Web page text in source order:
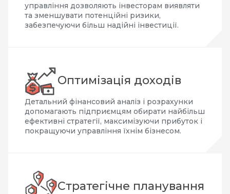
управління дозволяють інвесторам виявляти
та зменшувати потенційні ризики,
забезпечуючи більш надійні інвестиції.
Оптимізація доходів
Детальний фінансовий аналіз і розрахунки
допомагають підприємцям обирати найбільш
ефективні стратегії, максимізуючи прибуток і
покращуючи управління їхнім бізнесом.
Стратегічне планування